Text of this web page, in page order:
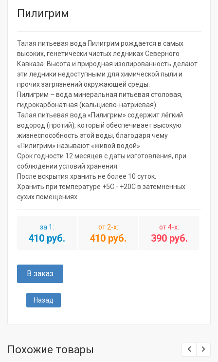
Пилигрим
Талая питьевая вода Пилигрим рождается в самых
высоких, генетически чистых ледниках Северного
Кавказа. Высота и природная изолированность делают
эти ледники недоступными для химической пыли и
прочих загрязнений окружающей среды.
Пилигрим – вода минеральная питьевая столовая,
гидрокарбонатная (кальциево-натриевая).
Талая питьевая вода «Пилигрим» содержит лёгкий
водород (протий), который обеспечивает высокую
жизнеспособность этой воды, благодаря чему
«Пилигрим» называют «живой водой».
Срок годности 12 месяцев с даты изготовления, при
соблюдении условий хранения.
После вскрытия хранить не более 10 суток.
Хранить при температуре +5С - +20С в затемненных
сухих помещениях.
за 1:
410 руб.
от 2-х:
410 руб.
от 4-х:
390 руб.
В заказ
Назад
Похожие товары